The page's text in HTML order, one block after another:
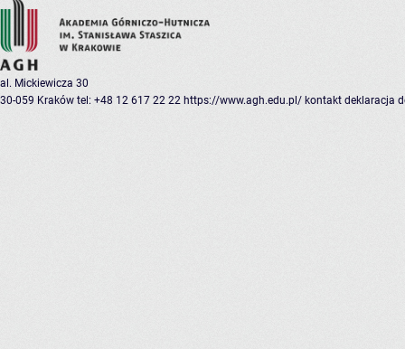
al. Mickiewicza 30
30-059 Kraków tel: +48 12 617 22 22 https://www.agh.edu.pl/ kontakt deklaracja